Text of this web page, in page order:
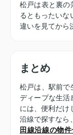
松戸は表と裏の
るともったいな
違いを見てから
まとめ
松戸は、駅前で
ディープな生活
には、便利だけ
沿線で探すなら
田線沿線の物